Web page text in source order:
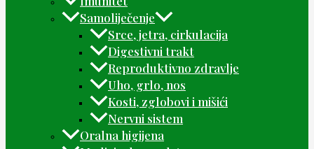
Samoliječenje
Srce, jetra, cirkulacija
Digestivni trakt
Reproduktivno zdravlje
Uho, grlo, nos
Kosti, zglobovi i mišići
Nervni sistem
Oralna higijena